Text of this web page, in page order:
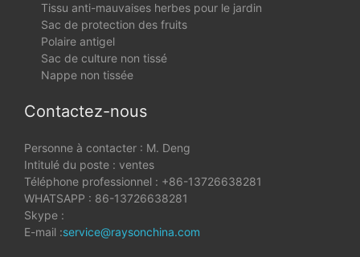
Tissu anti-mauvaises herbes pour le jardin
Sac de protection des fruits
Polaire antigel
Sac de culture non tissé
Nappe non tissée
Contactez-nous
Personne à contacter : M. Deng
Intitulé du poste : ventes
Téléphone professionnel : +86-13726638281
WHATSAPP : 86-13726638281
Skype :
E-mail :service@raysonchina.com